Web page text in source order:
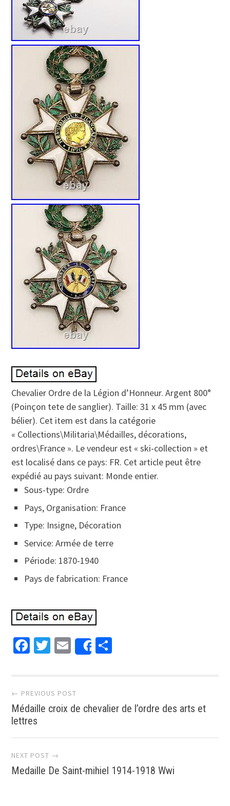
Chevalier Ordre de la Légion d’Honneur. Argent 800°
(Poinçon tete de sanglier). Taille: 31 x 45 mm (avec
bélier). Cet item est dans la catégorie
« Collections\Militaria\Médailles, décorations,
ordres\France ». Le vendeur est « ski-collection » et
est localisé dans ce pays: FR. Cet article peut être
expédié au pays suivant: Monde entier.
Sous-type: Ordre
Pays, Organisation: France
Type: Insigne, Décoration
Service: Armée de terre
Période: 1870-1940
Pays de fabrication: France
Facebook
Twitter
EmailShare
Post navigation
← PREVIOUS POST
Médaille croix de chevalier de l’ordre des arts et
lettres
NEXT POST →
Medaille De Saint-mihiel 1914-1918 Wwi